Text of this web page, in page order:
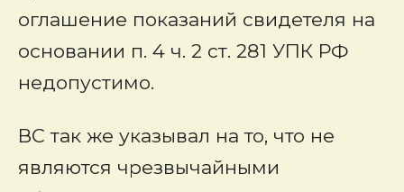
оглашение показаний свидетеля на
основании п. 4 ч. 2 ст. 281 УПК РФ
недопустимо.
ВС так же указывал на то, что не
являются чрезвычайными